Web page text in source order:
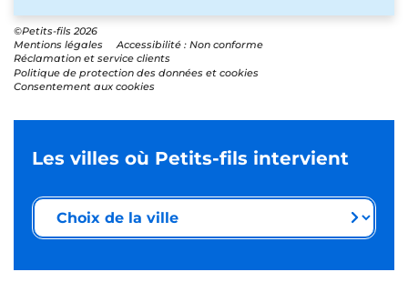
©Petits-fils 2026
Mentions légales
Accessibilité : Non conforme
Réclamation et service clients
Politique de protection des données et cookies
Consentement aux cookies
Les villes où Petits-fils intervient